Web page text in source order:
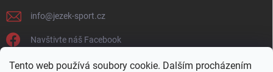
Tento web používá soubory cookie. Dalším procházením
info@jezek-sport.cz
Navštivte náš Facebook
jezek_sport_np/